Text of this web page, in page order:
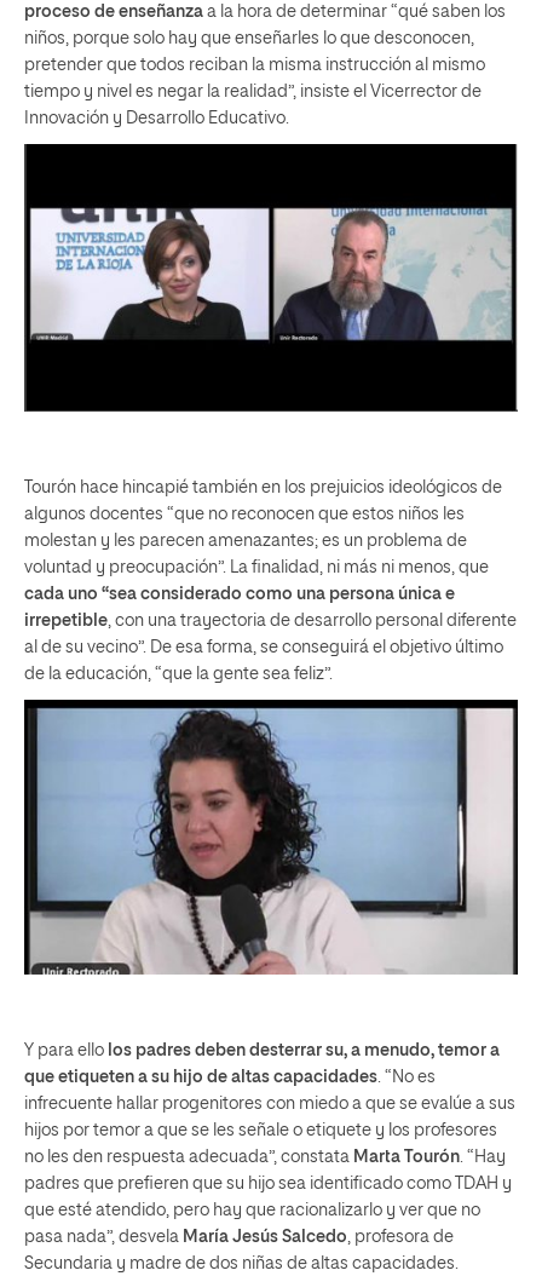
proceso de enseñanza a la hora de determinar “qué saben los
niños, porque solo hay que enseñarles lo que desconocen,
pretender que todos reciban la misma instrucción al mismo
tiempo y nivel es negar la realidad”, insiste el Vicerrector de
Innovación y Desarrollo Educativo.
Tourón hace hincapié también en los prejuicios ideológicos de
algunos docentes “que no reconocen que estos niños les
molestan y les parecen amenazantes; es un problema de
voluntad y preocupación”. La finalidad, ni más ni menos, que
cada uno “sea considerado como una persona única e
irrepetible , con una trayectoria de desarrollo personal diferente
al de su vecino”. De esa forma, se conseguirá el objetivo último
de la educación, “que la gente sea feliz”.
Y para ello los padres deben desterrar su, a menudo, temor a
que etiqueten a su hijo de altas capacidades . “No es
infrecuente hallar progenitores con miedo a que se evalúe a sus
hijos por temor a que se les señale o etiquete y los profesores
no les den respuesta adecuada”, constata Marta Tourón . “Hay
padres que prefieren que su hijo sea identificado como TDAH y
que esté atendido, pero hay que racionalizarlo y ver que no
pasa nada”, desvela María Jesús Salcedo , profesora de
Secundaria y madre de dos niñas de altas capacidades.